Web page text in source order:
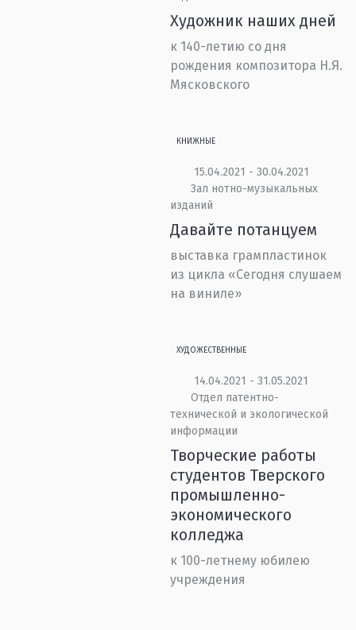
Художник наших дней
к 140-летию со дня
рождения композитора Н.Я.
Мясковского
КНИЖНЫЕ
15.04.2021 - 30.04.2021
Зал нотно-музыкальных
изданий
Давайте потанцуем
выставка грампластинок
из цикла «Сегодня слушаем
на виниле»
ХУДОЖЕСТВЕННЫЕ
14.04.2021 - 31.05.2021
Отдел патентно-
технической и экологической
информации
Творческие работы
студентов Тверского
промышленно-
экономического
колледжа
к 100-летнему юбилею
учреждения